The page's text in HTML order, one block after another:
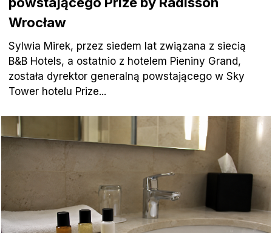
Wrocław
Sylwia Mirek, przez siedem lat związana z siecią
B&B Hotels, a ostatnio z hotelem Pieniny Grand,
została dyrektor generalną powstającego w Sky
Tower hotelu Prize...